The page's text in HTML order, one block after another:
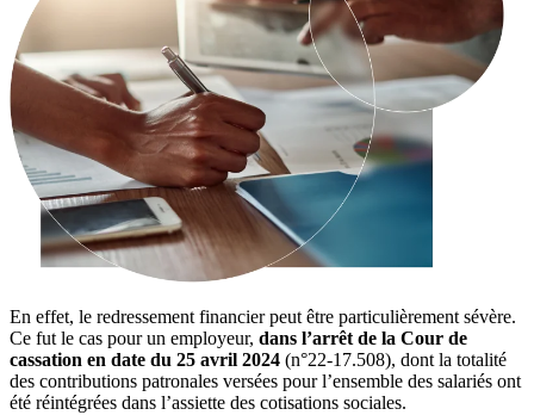
En effet, le redressement financier peut être particulièrement sévère.
Ce fut le cas pour un employeur, dans l’arrêt de la Cour de
cassation en date du 25 avril 2024 (n°22-17.508), dont la totalité
des contributions patronales versées pour l’ensemble des salariés ont
été réintégrées dans l’assiette des cotisations sociales.